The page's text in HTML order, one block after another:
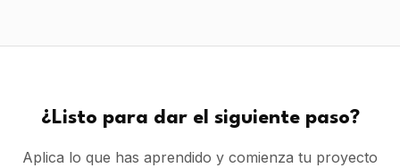
¿Listo para dar el siguiente paso?
Aplica lo que has aprendido y comienza tu proyecto